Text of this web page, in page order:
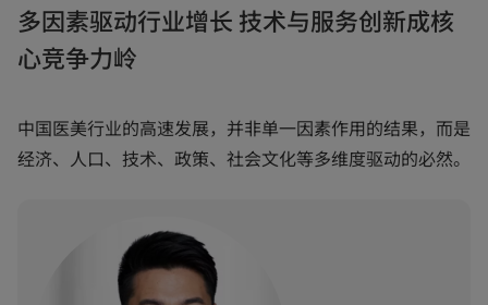
多因素驱动行业增长 技术与服务创新成核
心竞争力岭
中国医美行业的高速发展，并非单一因素作用的结果，而是
经济、人口、技术、政策、社会文化等多维度驱动的必然。